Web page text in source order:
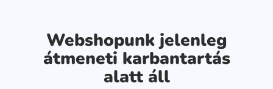
Webshopunk jelenleg
átmeneti karbantartás
alatt áll